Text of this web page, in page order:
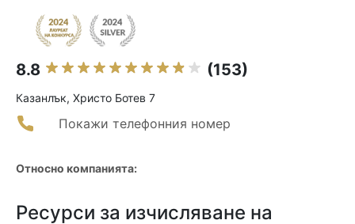
8.8 (153)
Казанлък, Христо Ботев 7
Покажи телефонния номер
Относно компанията:
Ресурси за изчисляване на